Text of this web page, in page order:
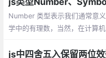
Number 类型表示我们通常意
学中的有理数，当然，在计算
2^53+3) 个值。